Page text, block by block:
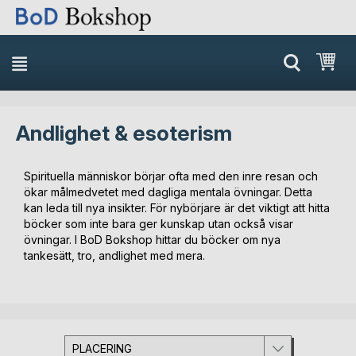
Andlighet & esoterism
Spirituella människor börjar ofta med den inre resan och
ökar målmedvetet med dagliga mentala övningar. Detta
kan leda till nya insikter. För nybörjare är det viktigt att hitta
böcker som inte bara ger kunskap utan också visar
övningar. I BoD Bokshop hittar du böcker om nya
tankesätt, tro, andlighet med mera.
PLACERING